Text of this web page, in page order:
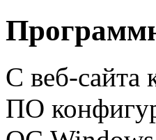
С веб-сайта
ПО